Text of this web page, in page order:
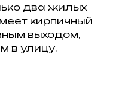
два жилых
кирпичный
выходом,
в улицу.